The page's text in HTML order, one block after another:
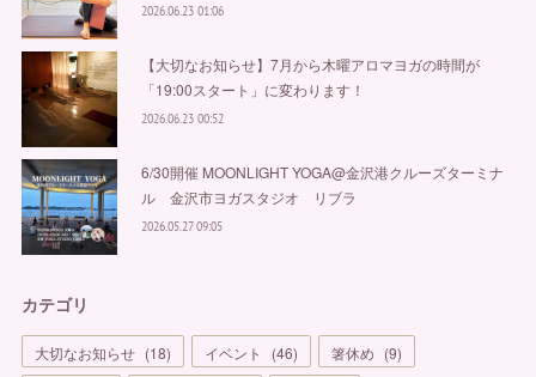
2026.06.23 01:06
【大切なお知らせ】7月から木曜アロマヨガの時間が
「19:00スタート」に変わります！
2026.06.23 00:52
6/30開催 MOONLIGHT YOGA@金沢港クルーズターミナ
ル 金沢市ヨガスタジオ リブラ
2026.05.27 09:05
カテゴリ
大切なお知らせ (18) イベント (46) 箸休め (9)